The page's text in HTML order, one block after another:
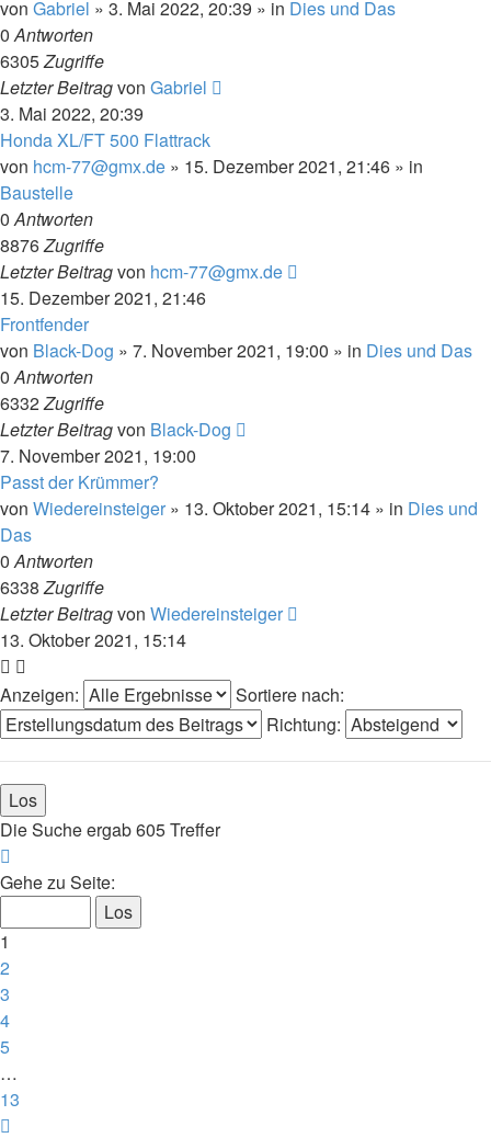
von Gabriel » 3. Mai 2022, 20:39 » in Dies und Das
0Antworten
6305Zugriffe
Letzter Beitragvon Gabriel
3. Mai 2022, 20:39
Honda XL/FT 500 Flattrack
von hcm-77@gmx.de » 15. Dezember 2021, 21:46 » in
Baustelle
0Antworten
8876Zugriffe
Letzter Beitragvon hcm-77@gmx.de
15. Dezember 2021, 21:46
Frontfender
von Black-Dog » 7. November 2021, 19:00 » in Dies und Das
0Antworten
6332Zugriffe
Letzter Beitragvon Black-Dog
7. November 2021, 19:00
Passt der Krümmer?
von Wiedereinsteiger » 13. Oktober 2021, 15:14 » in Dies und
Das
0Antworten
6338Zugriffe
Letzter Beitragvon Wiedereinsteiger
13. Oktober 2021, 15:14
Anzeigen:
Sortiere nach:
Richtung:
Die Suche ergab 605 Treffer
1
13
Gehe zu Seite:
1
2
3
4
5
…
13